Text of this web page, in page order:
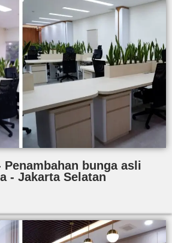
bunga asli
- Jakarta Selatan